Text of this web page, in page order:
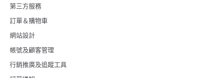
第三方服務
訂單＆購物車
網站設計
帳號及顧客管理
行銷推廣及追蹤工具